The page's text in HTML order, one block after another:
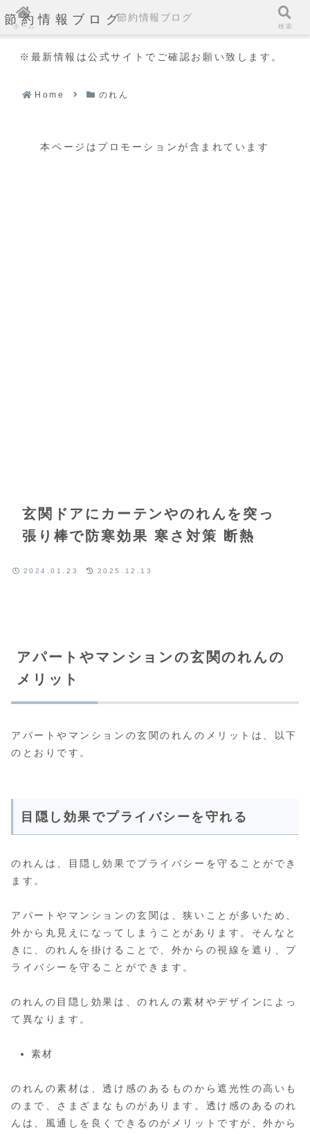
節約情報ブログ
※最新情報は公式サイトでご確認お願い致します。
Home のれん
本ページはプロモーションが含まれています
玄関ドアにカーテンやのれんを突っ
張り棒で防寒効果 寒さ対策 断熱
2024.01.23 2025.12.13
アパートやマンションの玄関のれんの
メリット
アパートやマンションの玄関のれんのメリットは、以下
のとおりです。
目隠し効果でプライバシーを守れる
のれんは、目隠し効果でプライバシーを守ることができ
ます。
アパートやマンションの玄関は、狭いことが多いため、
外から丸見えになってしまうことがあります。そんなと
きに、のれんを掛けることで、外からの視線を遮り、プ
ライバシーを守ることができます。
のれんの目隠し効果は、のれんの素材やデザインによっ
て異なります。
素材
のれんの素材は、透け感のあるものから遮光性の高いも
のまで、さまざまなものがあります。透け感のあるのれ
んは、風通しを良くできるのがメリットですが、外から
ホーム
節約情報ブログ
検索